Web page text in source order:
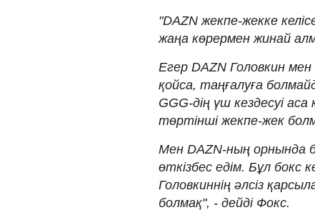
"DAZN жекпе-жекке
жаңа көрермен жинай
Егер DAZN Головкин
қойса, таңғалуға
GGG-дің үш кездесуі
төртінші жекпе-жек
Мен DAZN-ның орнында
өткізбес едім. Бұл бокс
Головкиннің әлсіз
болмақ", - дейді Фокс.